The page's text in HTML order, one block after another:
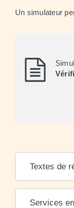
Un simulateur
Textes de
Services